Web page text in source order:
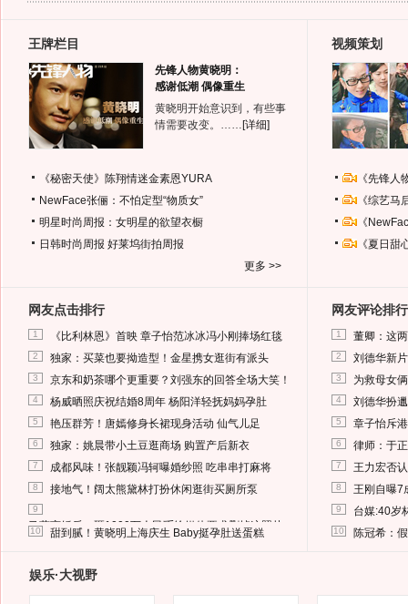
王牌栏目
先锋人物黄晓明：
感谢低潮 偶像重生
黄晓明开始意识到，有些事
情需要改变。…… [详细]
《秘密天使》陈翔情迷金素恩YURA
NewFace张俪：不怕定型“物质女”
明星时尚周报：女明星的欲望衣橱
日韩时尚周报 好莱坞街拍周报
更多 >>
视频策划
《先锋
《综艺
《
《夏日
网友点击排行
1 《比利林恩》首映 章子怡范冰冰冯小刚捧场红毯
2 独家：买菜也要拗造型！金星携女逛街有派头
3 京东和奶茶哪个更重要？刘强东的回答全场大笑！
4 杨威晒照庆祝结婚8周年 杨阳洋轻抚妈妈孕肚
5 艳压群芳！唐嫣修身长裙现身活动 仙气儿足
6 独家：姚晨带小土豆逛商场 购置产后新衣
7 成都风味！张靓颖冯轲曝婚纱照 吃串串打麻将
8 接地气！阔太熊黛林打扮休闲逛街买厕所泵
9
马蓉离婚后，砸1000万人民币给媒体要求删掉这照片
10 甜到腻！黄晓明上海庆生 Baby挺孕肚送蛋糕
网友评论排行
1 董卿：这
2 刘德华新
3 为救母女
4 刘德华扮
5 章子怡斥
6 律师：于
7 王力宏否
8 王刚自曝7
9 台媒:40岁
10 陈冠希：
娱乐·大视野